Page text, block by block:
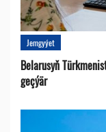
Jemgyýet
Belarusyň
geçýär